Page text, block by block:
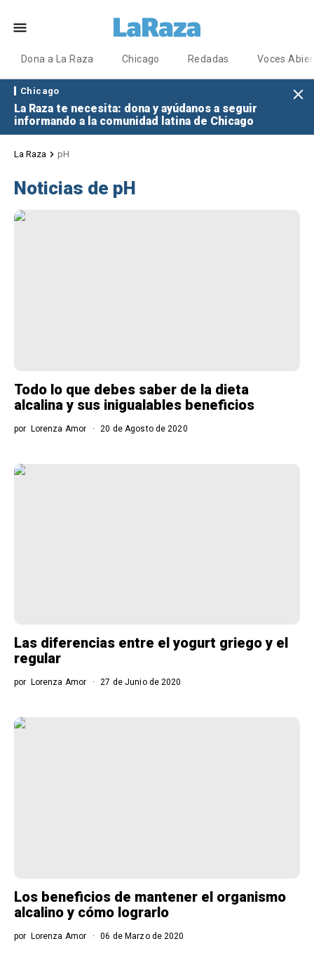
Dona a La Raza Chicago Redadas Voces
Chicago
La Raza te necesita: dona y ayúdanos a seguir
informando a la comunidad latina de Chicago
La Raza pH
Noticias de pH
Todo lo que debes saber de la dieta
alcalina y sus inigualables beneficios
por Lorenza Amor 20 de Agosto de 2020
Las diferencias entre el yogurt griego y el
regular
por Lorenza Amor 27 de Junio de 2020
Los beneficios de mantener el organismo
alcalino y cómo lograrlo
por Lorenza Amor 06 de Marzo de 2020